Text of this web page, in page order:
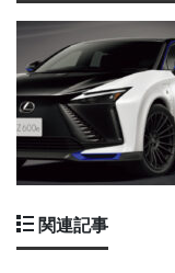
関連記事